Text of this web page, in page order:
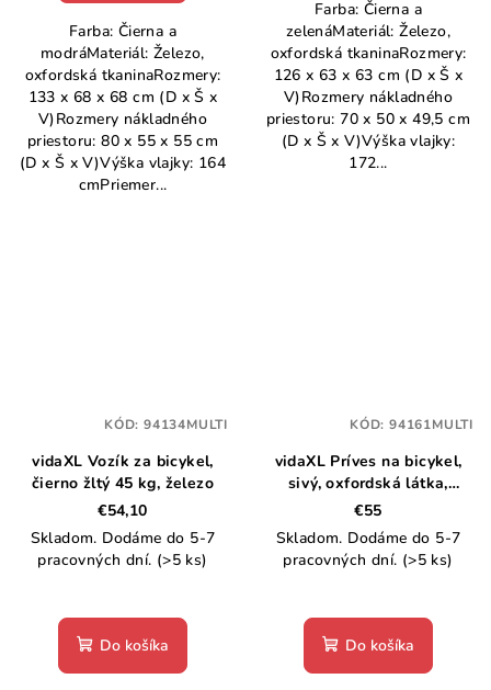
Farba: Čierna a
modráMateriál: Železo,
oxfordská tkaninaRozmery:
133 x 68 x 68 cm (D x Š x
V)Rozmery nákladného
priestoru: 80 x 55 x 55 cm
(D x Š x V)Výška vlajky: 164
cmPriemer...
Farba: Čierna a
zelenáMateriál: Železo,
oxfordská tkaninaRozmery:
126 x 63 x 63 cm (D x Š x
V)Rozmery nákladného
priestoru: 70 x 50 x 49,5 cm
(D x Š x V)Výška vlajky:
172...
vidaXL Vozík za bicykel,
čierno žltý 45 kg, železo
€54,10
Skladom. Dodáme do 5-7
pracovných dní. (>5 ks)
Do košíka
KÓD: 94134MULTI
vidaXL Príves na bicykel,
sivý, oxfordská látka,
železo
€55
Skladom. Dodáme do 5-7
pracovných dní. (>5 ks)
Do košíka
KÓD: 94161MULTI